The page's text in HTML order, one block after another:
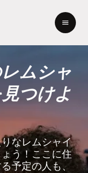
ムシャ
つけよ
なレムシャイ
う！ここに住
予定の人も、